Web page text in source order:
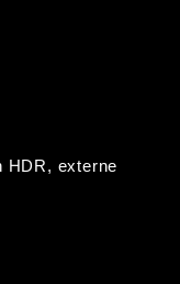
HDR, externe